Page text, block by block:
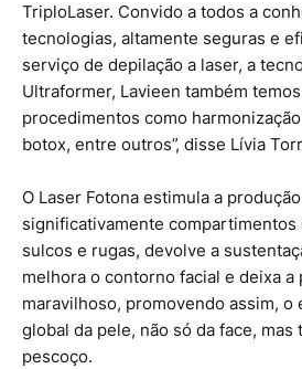
TriploLaser. Convido a todos a
tecnologias, altamente seguras e
serviço de depilação a laser, a
Ultraformer, Lavieen também
procedimentos como
botox, entre outros”, disse Lívia
O Laser Fotona estimula a
significativamente compartimentos
sulcos e rugas, devolve a
melhora o contorno facial e deixa a
maravilhoso, promovendo assim, o
global da pele, não só da face, mas
pescoço.